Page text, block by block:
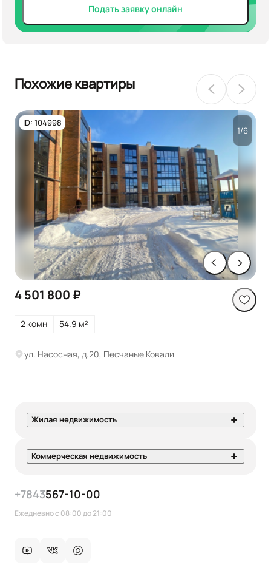
Подать заявку онлайн
Похожие квартиры
ID: 104998
1/6
4 501 800 ₽
2 комн 54.9 м²
ул. Насосная, д.20, Песчаные Ковали
Жилая недвижимость
Коммерческая недвижимость
+7843567-10-00
Ежедневно с 08:00 до 21:00